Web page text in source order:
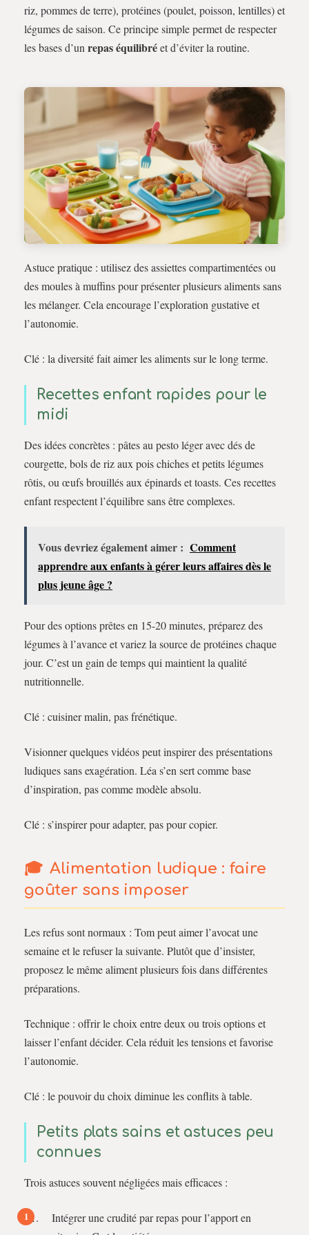
riz, pommes de terre), protéines (poulet, poisson, lentilles) et
légumes de saison. Ce principe simple permet de respecter
les bases d’un repas équilibréet d’éviter la routine.
Astuce pratique : utilisez des assiettes compartimentées ou
des moules à muffins pour présenter plusieurs aliments sans
les mélanger. Cela encourage l’exploration gustative et
l’autonomie.
Clé : la diversité fait aimer les aliments sur le long terme.
Recettes enfant rapides pour le
midi
Des idées concrètes : pâtes au pesto léger avec dés de
courgette, bols de riz aux pois chiches et petits légumes
rôtis, ou œufs brouillés aux épinards et toasts. Ces recettes
enfant respectent l’équilibre sans être complexes.
Vous devriez également aimer : Comment
apprendre aux enfants à gérer leurs affaires dès le
plus jeune âge ?
Pour des options prêtes en 15-20 minutes, préparez des
légumes à l’avance et variez la source de protéines chaque
jour. C’est un gain de temps qui maintient la qualité
nutritionnelle.
Clé : cuisiner malin, pas frénétique.
Visionner quelques vidéos peut inspirer des présentations
ludiques sans exagération. Léa s’en sert comme base
d’inspiration, pas comme modèle absolu.
Clé : s’inspirer pour adapter, pas pour copier.
Alimentation ludique : faire
goûter sans imposer
Les refus sont normaux : Tom peut aimer l’avocat une
semaine et le refuser la suivante. Plutôt que d’insister,
proposez le même aliment plusieurs fois dans différentes
préparations.
Technique : offrir le choix entre deux ou trois options et
laisser l’enfant décider. Cela réduit les tensions et favorise
l’autonomie.
Clé : le pouvoir du choix diminue les conflits à table.
Petits plats sains et astuces peu
connues
Trois astuces souvent négligées mais efficaces :
Intégrer une crudité par repas pour l’apport en